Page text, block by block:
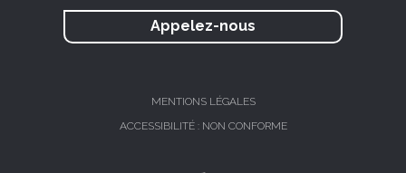
Appelez-nous
MENTIONS LÉGALES
ACCESSIBILITÉ : NON CONFORME